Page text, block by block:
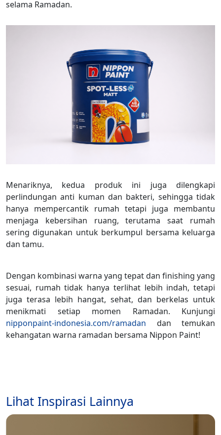
selama Ramadan.
Menariknya, kedua produk ini juga dilengkapi
perlindungan anti kuman dan bakteri, sehingga tidak
hanya mempercantik rumah tetapi juga membantu
menjaga kebersihan ruang, terutama saat rumah
sering digunakan untuk berkumpul bersama keluarga
dan tamu.
Dengan kombinasi warna yang tepat dan finishing yang
sesuai, rumah tidak hanya terlihat lebih indah, tetapi
juga terasa lebih hangat, sehat, dan berkelas untuk
menikmati setiap momen Ramadan. Kunjungi
nipponpaint-indonesia.com/ramadan dan temukan
kehangatan warna ramadan bersama Nippon Paint!
Lihat Inspirasi Lainnya